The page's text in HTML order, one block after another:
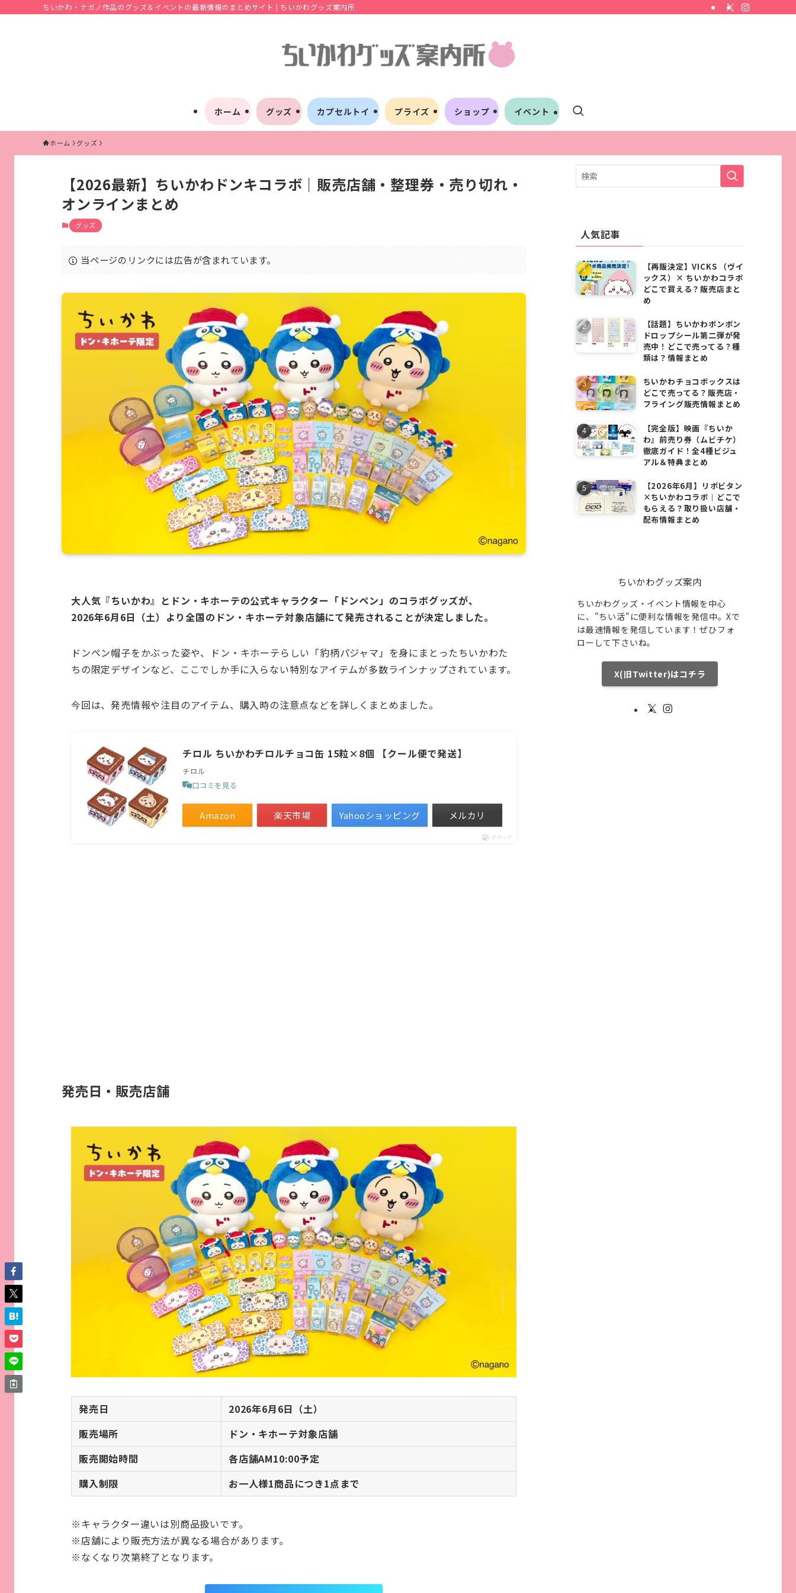
ちいかわ・ナガノ作品のグッズ＆イベントの最新情報のまとめサイト | ちいかわグッズ案内所
ホーム グッズ カプセルトイ プライズ ショップ イベント
ホーム グッズ
【2026最新】ちいかわドンキコラボ｜販売店舗・整理券・売り切れ・
オンラインまとめ
グッズ
当ページのリンクには広告が含まれています。
大人気『ちいかわ』とドン・キホーテの公式キャラクター「ドンペン」のコラボグッズが、
2026年6月6日（土）より全国のドン・キホーテ対象店舗にて発売されることが決定しました。
ドンペン帽子をかぶった姿や、ドン・キホーテらしい「豹柄パジャマ」を身にまとったちいかわた
ちの限定デザインなど、ここでしか手に入らない特別なアイテムが多数ラインナップされています。
今回は、発売情報や注目のアイテム、購入時の注意点などを詳しくまとめました。
チロル ちいかわチロルチョコ缶 15粒×8個 【クール便で発送】
チロル
口コミを見る
Amazon 楽天市場 Yahooショッピング メルカリ
ポチップ
発売日・販売店舗
発売日
2026年6月6日（土）
販売場所
ドン・キホーテ対象店舗
販売開始時間
各店舗AM10:00予定
購入制限
お一人様1商品につき1点まで
※キャラクター違いは別商品扱いです。
※店舗により販売方法が異なる場合があります。
※なくなり次第終了となります。
人気記事
【再販決定】VICKS （ヴイ
ックス）× ちいかわコラボ
どこで買える？販売店まと
め
【話題】ちいかわボンボン
ドロップシール第二弾が発
売中！どこで売ってる？種
類は？情報まとめ
ちいかわチョコボックスは
どこで売ってる？販売店・
フライング販売情報まとめ
【完全版】映画『ちいか
わ』前売り券（ムビチケ）
徹底ガイド！全4種ビジュ
アル＆特典まとめ
【2026年6月】リポビタン
×ちいかわコラボ｜どこで
もらえる？取り扱い店舗・
配布情報まとめ
ちいかわグッズ案内
ちいかわグッズ・イベント情報を中心
に、"ちい活"に便利な情報を発信中。Xで
は最速情報を発信しています！ぜひフォ
ローして下さいね。
X(旧Twitter)はコチラ